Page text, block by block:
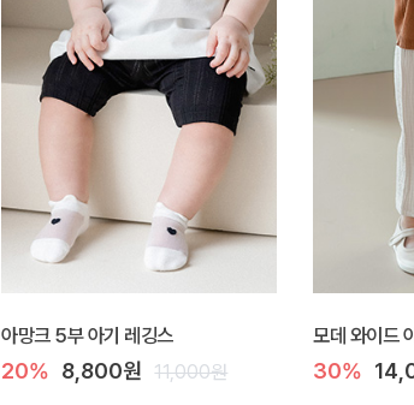
아망크 5부 아기 레깅스
20% 8,800원 11,000원
모데 와이드
30%